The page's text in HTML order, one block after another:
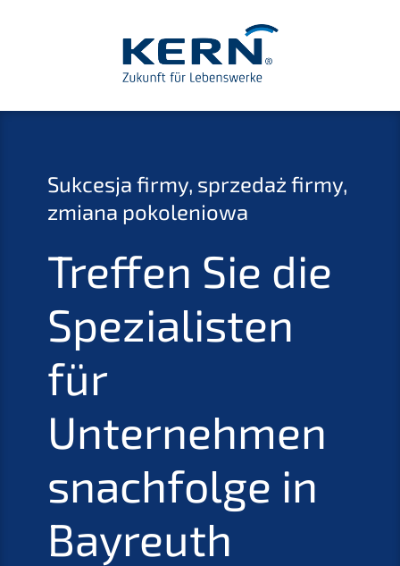
Sukces­ja firmy, sprze­daż firmy,
zmiana pokoleniowa
Treffen Sie die
Spezia­lis­ten
für
Unternehmen
s­nachfolge in
Bayreuth